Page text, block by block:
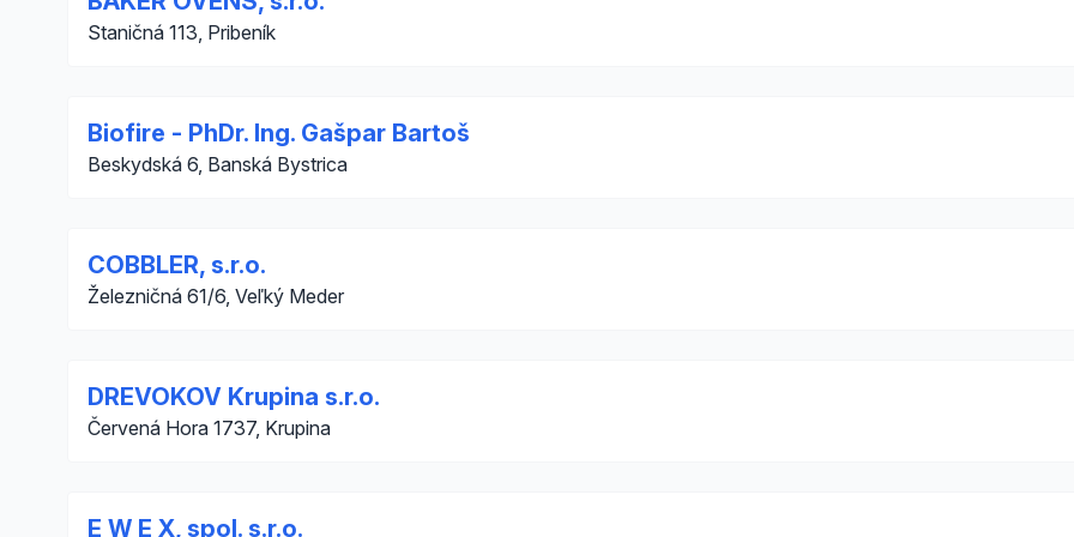
Staničná 113, Pribeník
Biofire - PhDr. Ing. Gašpar Bartoš
Beskydská 6, Banská Bystrica
COBBLER, s.r.o.
Železničná 61/6, Veľký Meder
DREVOKOV Krupina s.r.o.
Červená Hora 1737, Krupina
E W E X, spol. s.r.o.